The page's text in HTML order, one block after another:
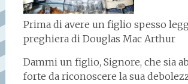
Prima di avere un figlio spesso
preghiera di Douglas Mac Arthur
Dammi un figlio, Signore, che sia
forte da riconoscere la sua